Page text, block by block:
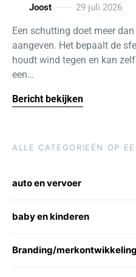
Joost 29 juli 2026
Een schutting doet meer
aangeven. Het bepaalt de
houdt wind tegen en kan
een…
Bericht bekijken
ALLE CATEGORIEËN OP
auto en vervoer
baby en kinderen
Branding/merkontwikkeling